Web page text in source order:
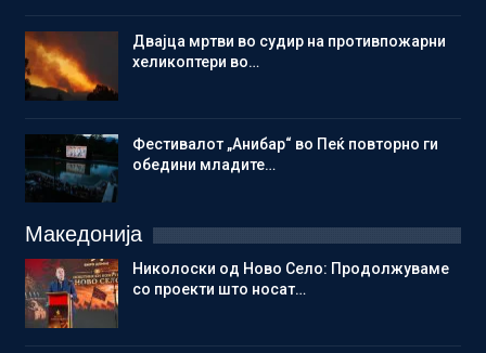
Двајца мртви во судир на противпожарни
хеликоптери во…
Фестивалот „Анибар“ во Пеќ повторно ги
обедини младите…
Македонија
Николоски од Ново Село: Продолжуваме
со проекти што носат…